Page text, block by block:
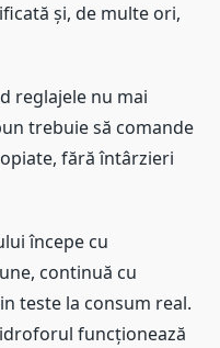
și, de multe ori,
reglajele nu mai
trebuie să comande
fără întârzieri
începe cu
continuă cu
teste la consum real.
funcționează